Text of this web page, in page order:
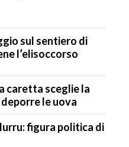
sul sentiero di
l’elisoccorso
caretta sceglie la
le uova
figura politica di